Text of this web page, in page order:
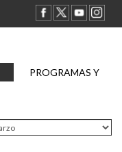
PROGRAMAS Y